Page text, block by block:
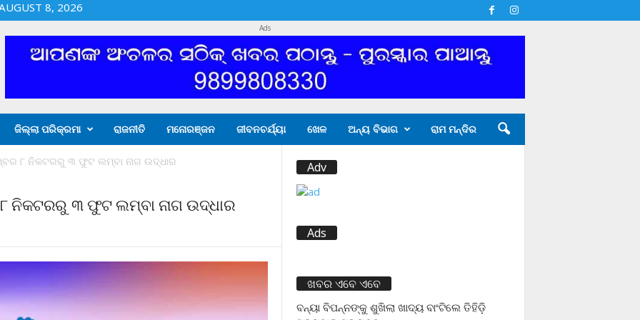
8, 2026
Ads
ଜିଲ୍ଲା ପରିକ୍ରମା ରାଜନୀତି ମନୋରଞ୍ଜନ ଜୀବନଚର୍ଯ୍ୟା ଖେଳ ଅନ୍ୟ ବିଭାଗ ରାମ ମନ୍ଦିର
୮ ନିକଟରରୁ ୩ ଫୁଟ ଲମ୍ବା ନାଗ ଉଦ୍ଧାର
ନିକଟରରୁ ୩ ଫୁଟ ଲମ୍ବା ନାଗ ଉଦ୍ଧାର
Adv
Ads
ଖବର ଏବେ ଏବେ
ବନ୍ୟା ବିପନ୍ନଙ୍କୁ ଶୁଖିଲା ଖାଦ୍ୟ ବାଂଟିଲେ ତିହିଡି଼